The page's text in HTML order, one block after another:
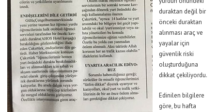
duraktan değil bir
önceki duraktan
alınması araç ve
yayalar için
güvenlik riski
oluşturduğuna
dikkat çekiliyordu.
Edinilen bilgilere
göre, bu hafta